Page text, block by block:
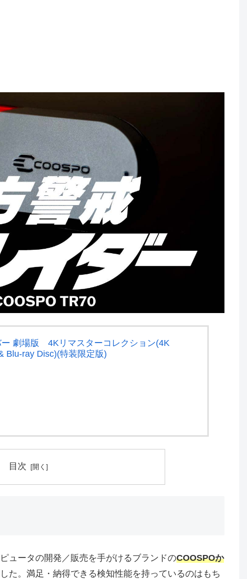
ー 劇場版 4Kリマスターコレクション(4K
Blu-ray Disc)(特装限定版)
目次
ュータの開発／販売を手がけるブランドのCOOSPOか
た。満足・納得できる検知性能を持っているのはもち